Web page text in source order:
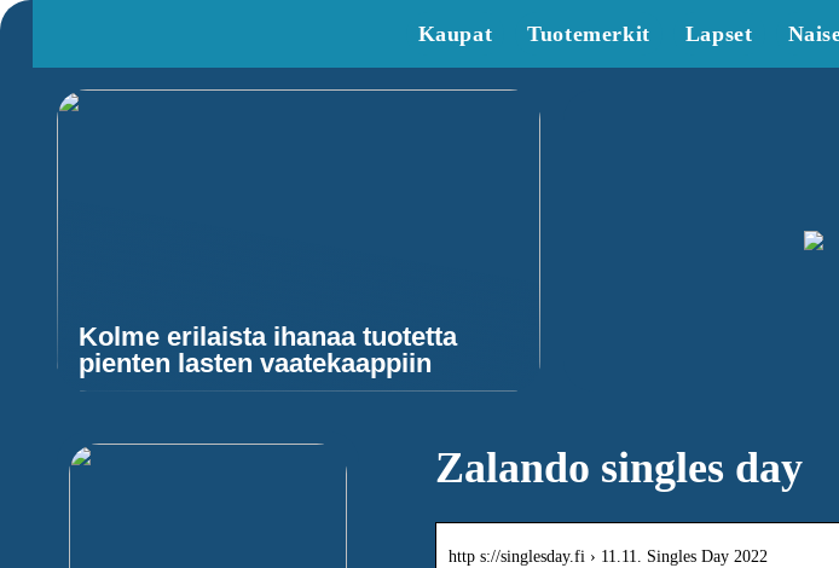
Kaupat Tuotemerkit Lapset
Kolme erilaista ihanaa tuotetta
pienten lasten vaatekaappiin
Zalando singles day
http s://singlesday.fi › 11.11. Singles Day 2022